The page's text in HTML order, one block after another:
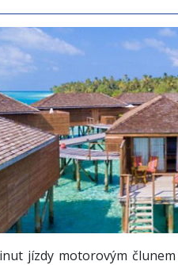
jízdy motorovým